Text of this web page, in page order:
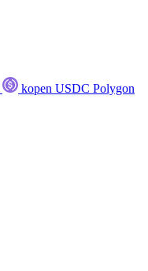
kopen USDC Polygon